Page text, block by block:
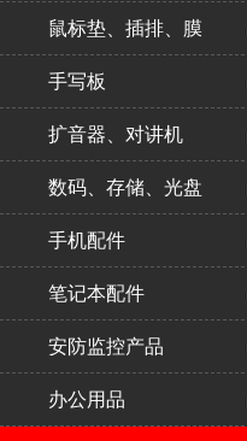
鼠标垫、插排、膜
手写板
扩音器、对讲机
数码、存储、光盘
手机配件
笔记本配件
安防监控产品
办公用品